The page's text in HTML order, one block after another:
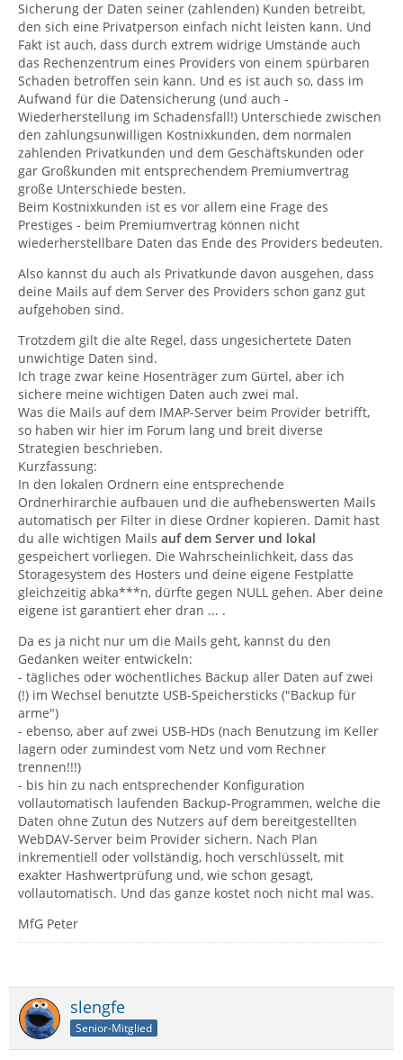
Sicherung der Daten seiner (zahlenden) Kunden betreibt,
den sich eine Privatperson einfach nicht leisten kann. Und
Fakt ist auch, dass durch extrem widrige Umstände auch
das Rechenzentrum eines Providers von einem spürbaren
Schaden betroffen sein kann. Und es ist auch so, dass im
Aufwand für die Datensicherung (und auch -
Wiederherstellung im Schadensfall!) Unterschiede zwischen
den zahlungsunwilligen Kostnixkunden, dem normalen
zahlenden Privatkunden und dem Geschäftskunden oder
gar Großkunden mit entsprechendem Premiumvertrag
große Unterschiede besten.
Beim Kostnixkunden ist es vor allem eine Frage des
Prestiges - beim Premiumvertrag können nicht
wiederherstellbare Daten das Ende des Providers bedeuten.
Also kannst du auch als Privatkunde davon ausgehen, dass
deine Mails auf dem Server des Providers schon ganz gut
aufgehoben sind.
Trotzdem gilt die alte Regel, dass ungesichertete Daten
unwichtige Daten sind.
Ich trage zwar keine Hosenträger zum Gürtel, aber ich
sichere meine wichtigen Daten auch zwei mal.
Was die Mails auf dem IMAP-Server beim Provider betrifft,
so haben wir hier im Forum lang und breit diverse
Strategien beschrieben.
Kurzfassung:
In den lokalen Ordnern eine entsprechende
Ordnerhirarchie aufbauen und die aufhebenswerten Mails
automatisch per Filter in diese Ordner kopieren. Damit hast
du alle wichtigen Mails auf dem Server und lokal
gespeichert vorliegen. Die Wahrscheinlichkeit, dass das
Storagesystem des Hosters und deine eigene Festplatte
gleichzeitig abka***n, dürfte gegen NULL gehen. Aber deine
eigene ist garantiert eher dran ... .
Da es ja nicht nur um die Mails geht, kannst du den
Gedanken weiter entwickeln:
- tägliches oder wöchentliches Backup aller Daten auf zwei
(!) im Wechsel benutzte USB-Speichersticks ("Backup für
arme")
- ebenso, aber auf zwei USB-HDs (nach Benutzung im Keller
lagern oder zumindest vom Netz und vom Rechner
trennen!!!)
- bis hin zu nach entsprechender Konfiguration
vollautomatisch laufenden Backup-Programmen, welche die
Daten ohne Zutun des Nutzers auf dem bereitgestellten
WebDAV-Server beim Provider sichern. Nach Plan
inkrementiell oder vollständig, hoch verschlüsselt, mit
exakter Hashwertprüfung und, wie schon gesagt,
vollautomatisch. Und das ganze kostet noch nicht mal was.
MfG Peter
slengfe
Senior-Mitglied